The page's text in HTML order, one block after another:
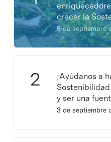
crecer la
9 de septiembre
¡Ayúdanos a
y ser una
3 de septiembre